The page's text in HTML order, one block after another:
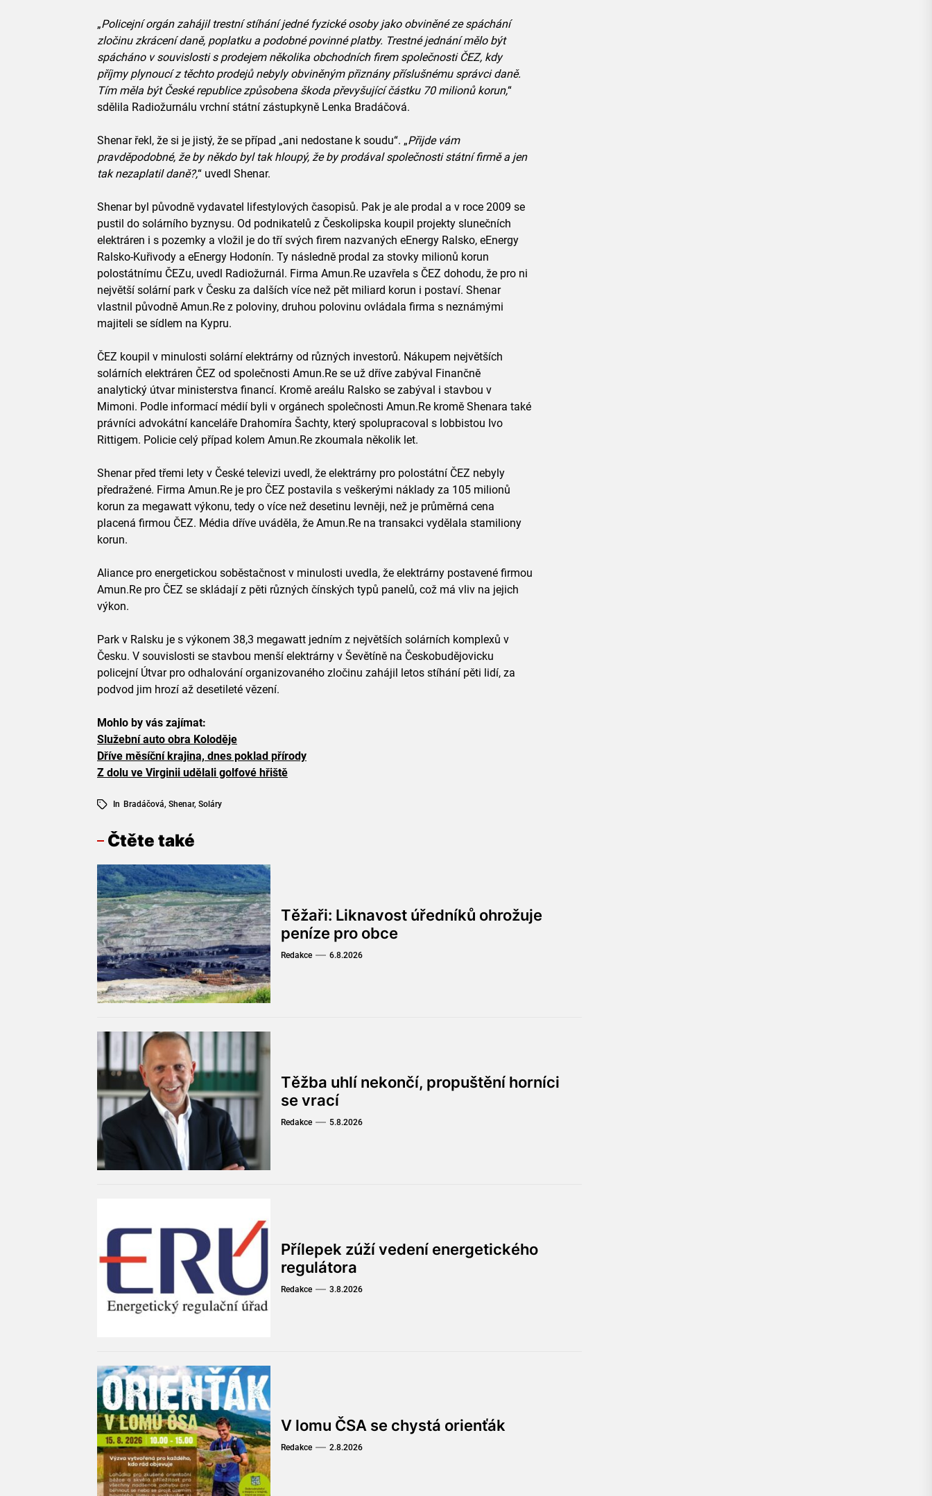
„Policejní orgán zahájil trestní stíhání jedné fyzické osoby jako obviněné ze spáchání
zločinu zkrácení daně, poplatku a podobné povinné platby. Trestné jednání mělo být
spácháno v souvislosti s prodejem několika obchodních firem společnosti ČEZ, kdy
příjmy plynoucí z těchto prodejů nebyly obviněným přiznány příslušnému správci daně.
Tím měla být České republice způsobena škoda převyšující částku 70 milionů korun,“
sdělila Radiožurnálu vrchní státní zástupkyně Lenka Bradáčová.
Shenar řekl, že si je jistý, že se případ „ani nedostane k soudu“. „Přijde vám
pravděpodobné, že by někdo byl tak hloupý, že by prodával společnosti státní firmě a jen
tak nezaplatil daně?,“ uvedl Shenar.
Shenar byl původně vydavatel lifestylových časopisů. Pak je ale prodal a v roce 2009 se
pustil do solárního byznysu. Od podnikatelů z Českolipska koupil projekty slunečních
elektráren i s pozemky a vložil je do tří svých firem nazvaných eEnergy Ralsko, eEnergy
Ralsko-Kuřivody a eEnergy Hodonín. Ty následně prodal za stovky milionů korun
polostátnímu ČEZu, uvedl Radiožurnál. Firma Amun.Re uzavřela s ČEZ dohodu, že pro ni
největší solární park v Česku za dalších více než pět miliard korun i postaví. Shenar
vlastnil původně Amun.Re z poloviny, druhou polovinu ovládala firma s neznámými
majiteli se sídlem na Kypru.
ČEZ koupil v minulosti solární elektrárny od různých investorů. Nákupem největších
solárních elektráren ČEZ od společnosti Amun.Re se už dříve zabýval Finančně
analytický útvar ministerstva financí. Kromě areálu Ralsko se zabýval i stavbou v
Mimoni. Podle informací médií byli v orgánech společnosti Amun.Re kromě Shenara také
právníci advokátní kanceláře Drahomíra Šachty, který spolupracoval s lobbistou Ivo
Rittigem. Policie celý případ kolem Amun.Re zkoumala několik let.
Shenar před třemi lety v České televizi uvedl, že elektrárny pro polostátní ČEZ nebyly
předražené. Firma Amun.Re je pro ČEZ postavila s veškerými náklady za 105 milionů
korun za megawatt výkonu, tedy o více než desetinu levněji, než je průměrná cena
placená firmou ČEZ. Média dříve uváděla, že Amun.Re na transakci vydělala stamiliony
korun.
Aliance pro energetickou soběstačnost v minulosti uvedla, že elektrárny postavené firmou
Amun.Re pro ČEZ se skládají z pěti různých čínských typů panelů, což má vliv na jejich
výkon.
Park v Ralsku je s výkonem 38,3 megawatt jedním z největších solárních komplexů v
Česku. V souvislosti se stavbou menší elektrárny v Ševětíně na Českobudějovicku
policejní Útvar pro odhalování organizovaného zločinu zahájil letos stíhání pěti lidí, za
podvod jim hrozí až desetileté vězení.
Mohlo by vás zajímat:
Služební auto obra Koloděje
Dříve měsíční krajina, dnes poklad přírody
Z dolu ve Virginii udělali golfové hřiště
In Bradáčová, Shenar, Soláry
Čtěte také
Těžaři: Liknavost úředníků ohrožuje
peníze pro obce
Redakce 6.8.2026
Těžba uhlí nekončí, propuštění horníci
se vrací
Redakce 5.8.2026
Přílepek zúží vedení energetického
regulátora
Redakce 3.8.2026
V lomu ČSA se chystá orienťák
Redakce 2.8.2026